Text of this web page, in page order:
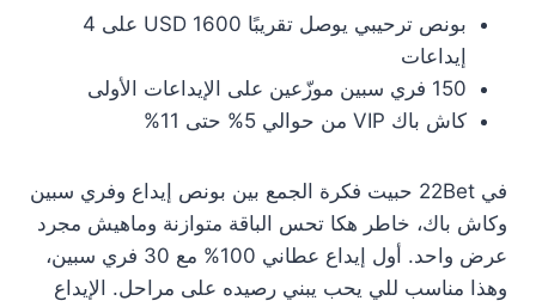
بونص ترحيبي يوصل تقريبًا 1600 USD على 4
إيداعات
150 فري سبين موزّعين على الإيداعات الأولى
كاش باك VIP من حوالي 5% حتى 11%
في 22Bet حبيت فكرة الجمع بين بونص إيداع وفري سبين
وكاش باك، خاطر هكا تحس الباقة متوازنة وماهيش مجرد
عرض واحد. أول إيداع عطاني 100% مع 30 فري سبين،
وهذا مناسب للي يحب يبني رصيده على مراحل. الإيداع